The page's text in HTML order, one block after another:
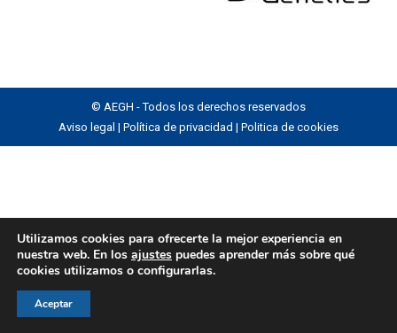
© AEGH - Todos los derechos reservados
Aviso legal | Política de privacidad | Politica de cookies
Utilizamos cookies para ofrecerte la mejor experiencia en
nuestra web. En los ajustes puedes aprender más sobre qué
cookies utilizamos o configurarlas.
Aceptar